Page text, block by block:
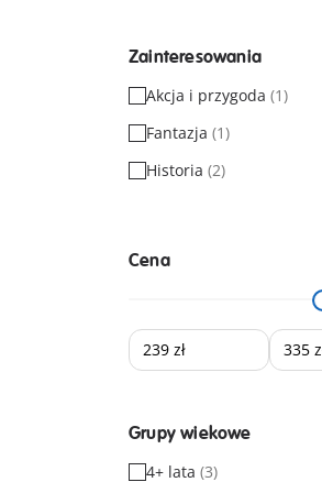
Zainteresowania
Akcja i przygoda (1)
Fantazja (1)
Historia (2)
Cena
Grupy wiekowe
4+ lata (3)